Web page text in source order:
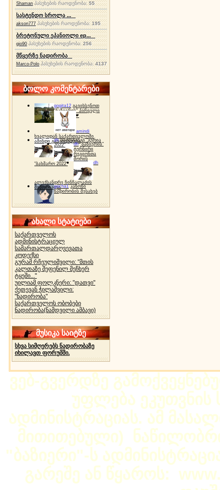
Shaman პასუხების რაოდენობა:55
სასტენდო სროლა ...
akson777 პასუხების რაოდენობა:195
ბრეტონული ეპანიოლი ep...
gio90 პასუხების რაოდენობა:256
მწყერზე ნადირობა
Marco-Polo პასუხების რაოდენობა:4137
ბოლო კომენტარები
gogita12 გავიხსენოთ
"ბაზიერის" პირველი
ტურნირი ❤
amindi
ხვალიდან საქართველოში
ამინდი გაუარესდება
dh სპორტინგი "გურია
2022"
dh "ბაზიერის"
ტურნირი
რეგიონთა
შორის
"ბახმარო 2022"
dh
ალექსანდრე ჩინჩალაძის
მემორიალიgocha1 კანონი
ნადირობის შესახებ
ახალი სტატიები
საქართველოს
ადმინისტრაციულ
სამართალდარღვევათა
კოდექსი
გურამ რჩეულიშვილი: "მთის
კალთაზე შეფენილ მეჩხერ
ტყეში..."
უილიამ ფოლკნერი: "დათვი"
ქეთევან ჭილაშვილი:
"ნადირობა"
საქართველოს ობობები
ნადირობა(ნამდვილი ამბავი)
მუსიკა საიტზე
სხვა სიმღერებს ნადირობაზე
იხილავთ ფორუმში.
ვებ-გვერდზე
უფლება ეკუთვნის
ადმინისტრაციას. ამ
მითითებული)
"ბაზიერი"-ს
გარეშე ან წყაროს: